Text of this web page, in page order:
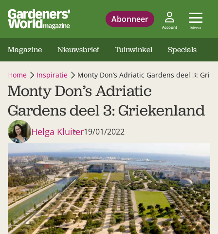
Abonneer
Account Menu
Magazine Nieuwsbrief Tuinwinkel Specials
Home Inspiratie Monty Don’s Adriatic Gardens deel 3:
Monty Don’s Adriatic
Gardens deel 3: Griekenland
Helga Kluiter19/01/2022